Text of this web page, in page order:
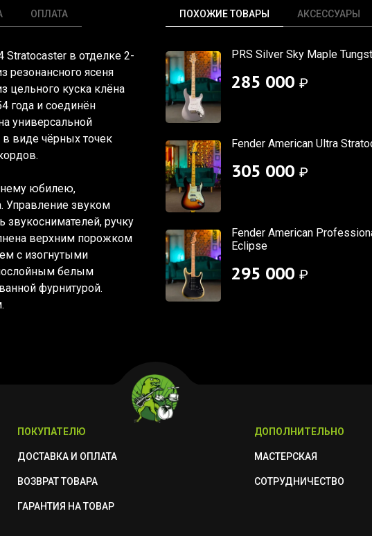
ОПЛАТА
Stratocaster в отделке 2-
резонансного ясеня
цельного куска клёна
года и соединён
универсальной
виде чёрных точек
юбилею,
Управление звуком
ручку
верхним порожком
с изогнутыми
белым
фурнитурой.
ПОХОЖИЕ ТОВАРЫ АКСЕССУАРЫ
PRS Silver Sky Maple
285 000 ₽
Fender American Ultra
305 000 ₽
Fender American
Eclipse
295 000 ₽
ПОКУПАТЕЛЮ
ДОСТАВКА И ОПЛАТА
ВОЗВРАТ ТОВАРА
ГАРАНТИЯ НА ТОВАР
ДОПОЛНИТЕЛЬНО
МАСТЕРСКАЯ
СОТРУДНИЧЕСТВО